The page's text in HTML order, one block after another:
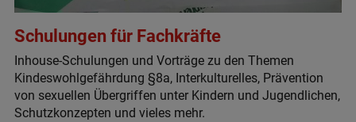
Schulungen für Fachkräfte
Inhouse-Schulungen und Vorträge zu den Themen
Kindeswohlgefährdung §8a, Interkulturelles, Prävention
von sexuellen Übergriffen unter Kindern und Jugendlichen,
Schutzkonzepten und vieles mehr.